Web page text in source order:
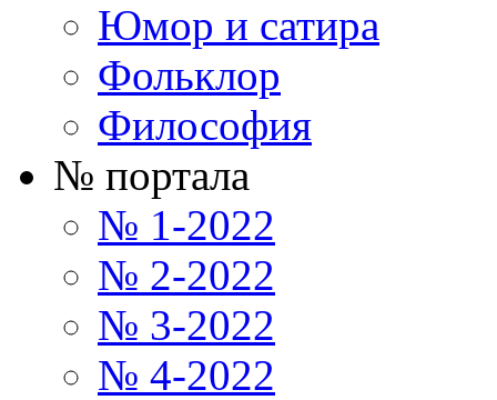
Юмор и сатира
Фольклор
Философия
№ портала
№ 1-2022
№ 2-2022
№ 3-2022
№ 4-2022